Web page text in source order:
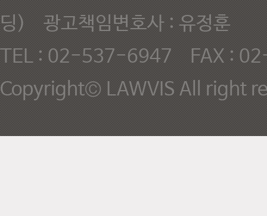
딩) 광고책임변호사 : 유정훈
TEL : 02-537-6947 FAX :
Copyright© LAWVIS All right